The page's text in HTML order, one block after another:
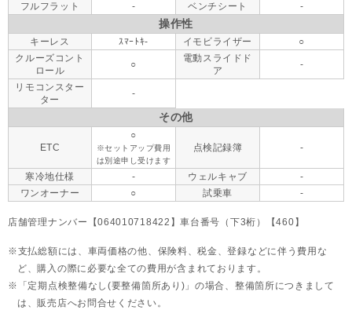
フルフラット - ベンチシート -
操作性
キーレス ｽﾏｰﾄｷ- イモビライザー
○
クルーズコント
ロール
○
電動スライドド
ア
-
リモコンスター
ター
-
その他
ETC
○
※セットアップ費用
は別途申し受けます
点検記録簿 -
寒冷地仕様 - ウェルキャブ
-
ワンオーナー
○ 試乗車 -
店舗管理ナンバー【064010718422】車台番号（下3桁）【460】
支払総額には、車両価格の他、保険料、税金、登録などに伴う費用な
ど、購入の際に必要な全ての費用が含まれております。
「定期点検整備なし(要整備箇所あり)」の場合、整備箇所につきまして
は、販売店へお問合せください。